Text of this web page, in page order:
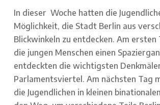
In dieser Woche hatten die
Möglichkeit, die Stadt Berlin aus
Blickwinkeln zu entdecken. Am ersten
die jungen Menschen einen
entdeckten die wichtigsten
Parlamentsviertel. Am nächsten Tag
die Jugendlichen in kleinen